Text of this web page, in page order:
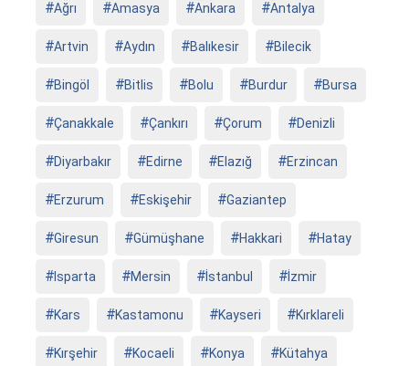
Ağrı Amasya Ankara Antalya
Artvin Aydın Balıkesir Bilecik
Bingöl Bitlis Bolu Burdur Bursa
Çanakkale Çankırı Çorum Denizli
Diyarbakır Edirne Elazığ Erzincan
Erzurum Eskişehir Gaziantep
Giresun Gümüşhane Hakkari Hatay
Isparta Mersin İstanbul İzmir
Kars Kastamonu Kayseri Kırklareli
Kırşehir Kocaeli Konya Kütahya